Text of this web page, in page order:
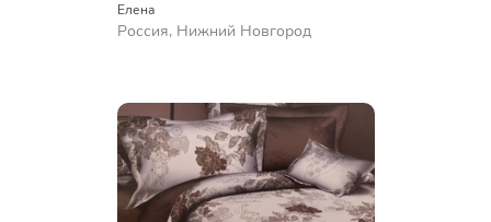
Елена
Россия, Нижний Новгород